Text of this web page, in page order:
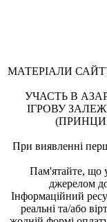
МАТЕРІАЛИ
УЧАСТЬ В
ІГРОВУ
При виявленні
Пам'ятайте, що
джерелом
Інформаційний
реальні та/або